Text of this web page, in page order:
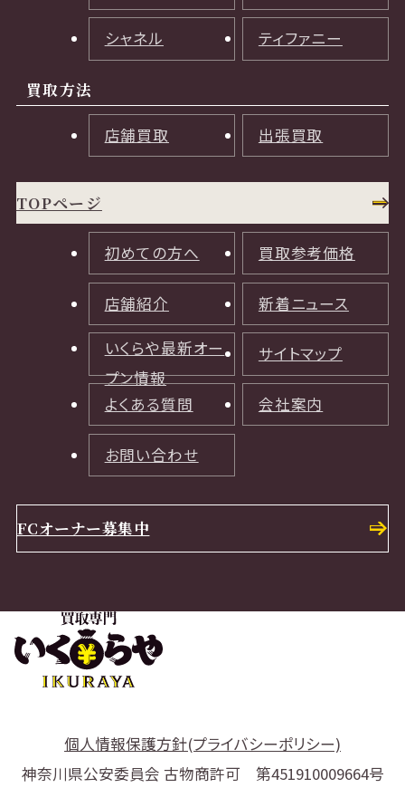
シャネル ティファニー
買取方法
店舗買取 出張買取
TOPページ
初めての方へ 買取参考価格
店舗紹介 新着ニュース
いくらや最新オー
プン情報
サイトマップ
よくある質問 会社案内
お問い合わせ
FCオーナー募集中
個人情報保護方針(プライバシーポリシー)
神奈川県公安委員会 古物商許可 第451910009664号